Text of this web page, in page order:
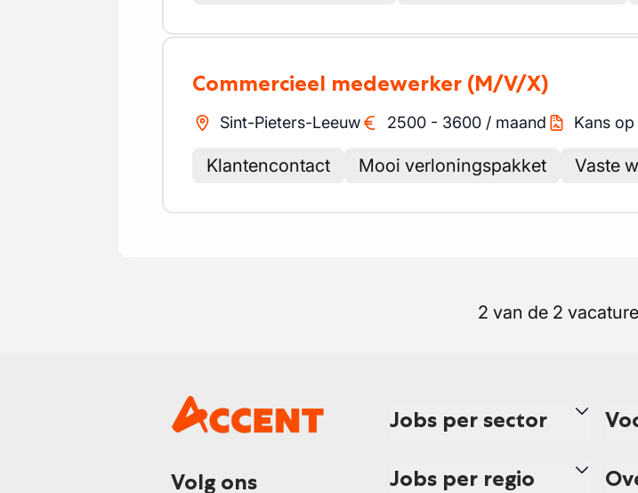
Commercieel medewerker (M/V/X)
Sint-Pieters-Leeuw 2500 - 3600 / maand Kans
Klantencontact Mooi verloningspakket Vaste
2 van de 2
Volg ons
Jobs per sector
Jobs per regio